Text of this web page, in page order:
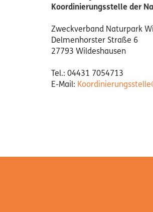
Koordinierungsstelle der
Zweckverband Naturpark
Delmenhorster Straße 6
27793 Wildeshausen
Tel.: 04431 7054713
E-Mail: